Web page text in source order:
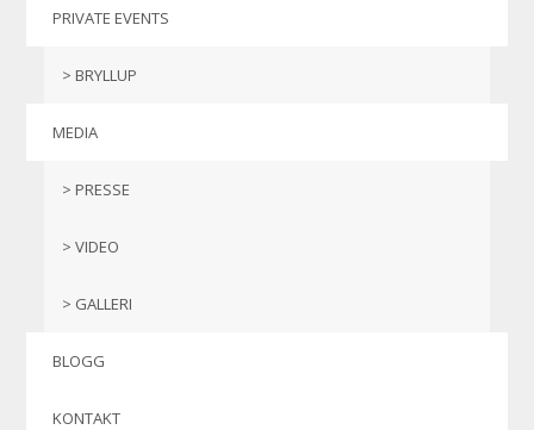
PRIVATE EVENTS
BRYLLUP
MEDIA
PRESSE
VIDEO
GALLERI
BLOGG
KONTAKT